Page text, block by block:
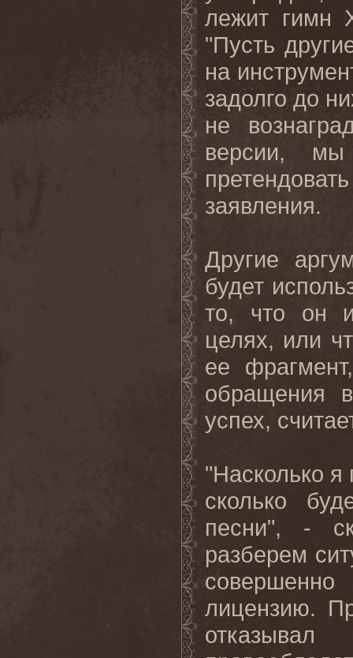
лежит гимн
"Пусть
на
задолго до
не
версии,
заявления.
Другие
будет
то, что он
целях, или
ее
обращения
успех,
"Насколько
сколько
песни", -
разберем
лицензию.